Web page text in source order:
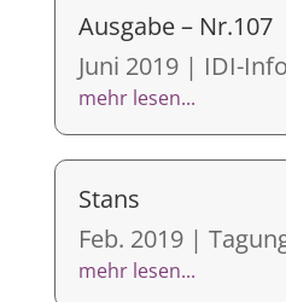
Ausgabe – Nr.107
Juni 2019| IDI-
mehr lesen...
Stans
Feb. 2019|
mehr lesen...